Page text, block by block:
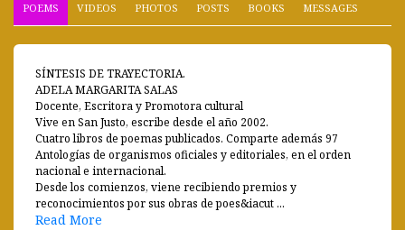
POEMS VIDEOS PHOTOS POSTS BOOKS MESSAGES
SÍNTESIS DE TRAYECTORIA.
ADELA MARGARITA SALAS
Docente, Escritora y Promotora cultural
Vive en San Justo, escribe desde el año 2002.
Cuatro libros de poemas publicados. Comparte además 97
Antologías de organismos oficiales y editoriales, en el orden
nacional e internacional.
Desde los comienzos, viene recibiendo premios y
reconocimientos por sus obras de poes&iacut ...
Read More